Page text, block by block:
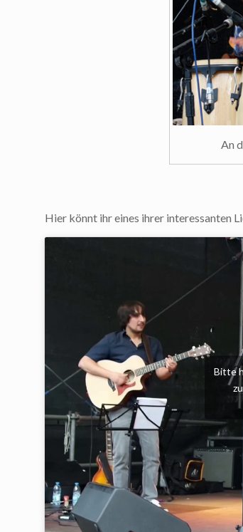
An
Hier könnt ihr eines ihrer interessanten
Bitte